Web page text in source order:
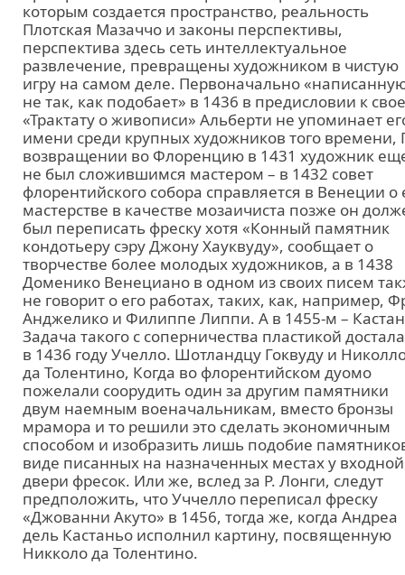
которым создается пространство, реальность
Плотская Мазаччо и законы перспективы,
перспектива здесь сеть интеллектуальное
развлечение, превращены художником в чистую
игру на самом деле. Первоначально
не так, как подобает» в 1436 в предисловии к
«Трактату о живописи» Альберти не упоминает
имени среди крупных художников того времени,
возвращении во Флоренцию в 1431 художник
не был сложившимся мастером – в 1432 совет
флорентийского собора справляется в Венеции о
мастерстве в качестве мозаичиста позже он
был переписать фреску хотя «Конный памятник
кондотьеру сэру Джону Хауквуду», сообщает о
творчестве более молодых художников, а в 1438
Доменико Венециано в одном из своих писем
не говорит о его работах, таких, как, например,
Анджелико и Филиппе Липпи. А в 1455-м –
Задача такого с соперничества пластикой
в 1436 году Учелло. Шотландцу Гоквуду и
да Толентино, Когда во флорентийском дуомо
пожелали соорудить один за другим памятники
двум наемным военачальникам, вместо бронзы
мрамора и то решили это сделать экономичным
способом и изобразить лишь подобие
виде писанных на назначенных местах у входной
двери фресок. Или же, вслед за Р. Лонги, следут
предположить, что Уччелло переписал фреску
«Джованни Акуто» в 1456, тогда же, когда Андреа
дель Кастаньо исполнил картину, посвященную
Никколо да Толентино.